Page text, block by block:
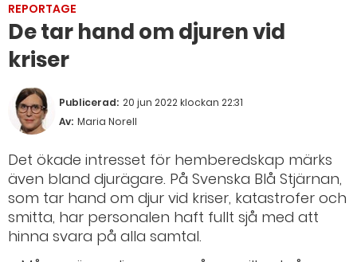
REPORTAGE
De tar hand om djuren vid
kriser
Publicerad: 20 jun 2022 klockan 22:31
Av: Maria Norell
Det ökade intresset för hemberedskap märks
även bland djurägare. På Svenska Blå Stjärnan,
som tar hand om djur vid kriser, katastrofer och
smitta, har personalen haft fullt sjå med att
hinna svara på alla samtal.